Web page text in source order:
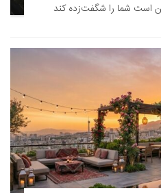
است شما را شگفت‌زده کند